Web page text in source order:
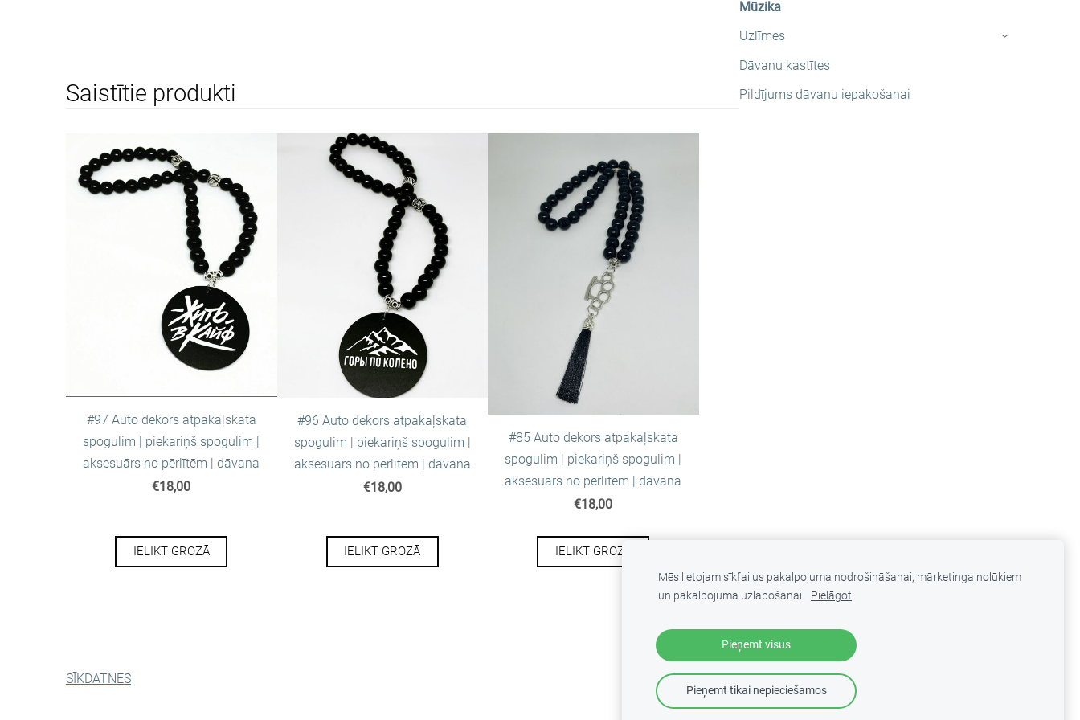
Mūzika
Uzlīmes
›
Dāvanu kastītes
Pildījums dāvanu iepakošanai
Saistītie produkti
#97 Auto dekors atpakaļskata
spogulim | piekariņš spogulim |
aksesuārs no pērlītēm | dāvana
€18,00
IELIKT GROZĀ
#96 Auto dekors atpakaļskata
spogulim | piekariņš spogulim |
aksesuārs no pērlītēm | dāvana
€18,00
IELIKT GROZĀ
#85 Auto dekors atpakaļskata
spogulim | piekariņš spogulim |
aksesuārs no pērlītēm | dāvana
€18,00
IELIKT GROZĀ
SĪKDATNES Veidots arMozello- labo mājas lapu ģeneratoru.
Mēs lietojam sīkfailus pakalpojuma nodrošināšanai, mārketinga nolūkiem
un pakalpojuma uzlabošanai. Pielāgot
Pieņemt visus
Pieņemt tikai nepieciešamos